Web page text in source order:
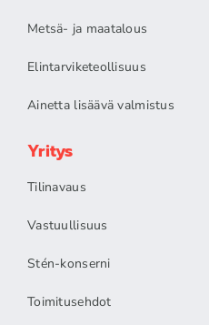
Metsä- ja maatalous
Elintarviketeollisuus
Ainetta lisäävä valmistus
Yritys
Tilinavaus
Vastuullisuus
Stén-konserni
Toimitusehdot